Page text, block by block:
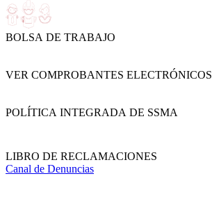
BOLSA DE TRABAJO
VER COMPROBANTES ELECTRÓNICOS
POLÍTICA INTEGRADA DE SSMA
LIBRO DE RECLAMACIONES
Canal de Denuncias